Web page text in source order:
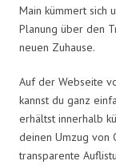
Main kümmert sich
Planung über den
neuen Zuhause.
Auf der Webseite
kannst du ganz
erhältst innerhalb
deinen Umzug von
transparente